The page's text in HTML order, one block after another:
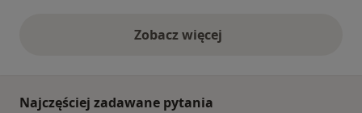
Zobacz więcejopinie powyżej
Najczęściej zadawane pytania